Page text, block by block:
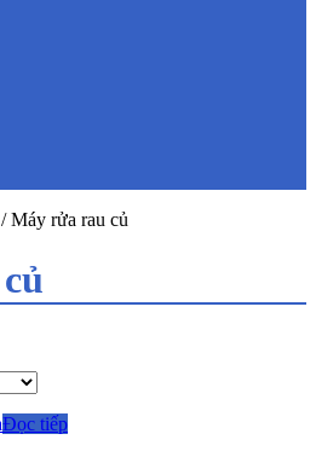
/ Máy rửa rau củ
Đọc tiếp